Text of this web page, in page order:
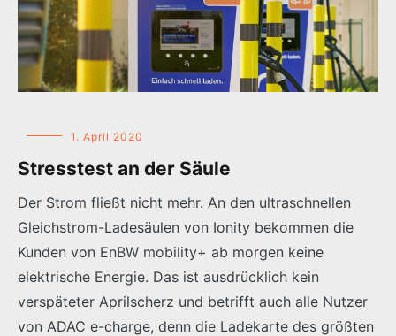
1. April 2020
Stresstest an der Säule
Der Strom fließt nicht mehr. An den ultraschnellen
Gleichstrom-Ladesäulen von Ionity bekommen die
Kunden von EnBW mobility+ ab morgen keine
elektrische Energie. Das ist ausdrücklich kein
verspäteter Aprilscherz und betrifft auch alle Nutzer
von ADAC e-charge, denn die Ladekarte des größten